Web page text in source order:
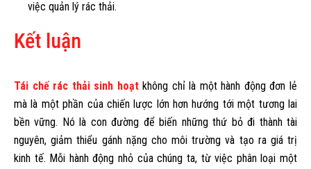
việc quản lý rác thải.
Kết luận
Tái chế rác thải sinh hoạtkhông chỉ là một hành động đơn lẻ
mà là một phần của chiến lược lớn hơn hướng tới một tương lai
bền vững. Nó là con đường để biến những thứ bỏ đi thành tài
nguyên, giảm thiểu gánh nặng cho môi trường và tạo ra giá trị
kinh tế. Mỗi hành động nhỏ của chúng ta, từ việc phân loại một